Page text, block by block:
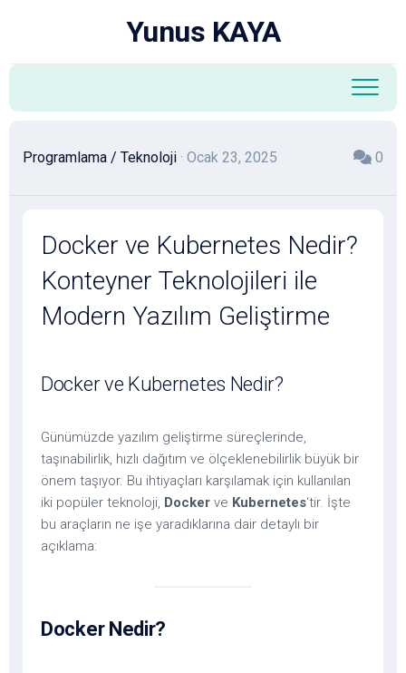
Yunus KAYA
Programlama / Teknoloji · Ocak 23, 2025 0
Docker ve Kubernetes Nedir?
Konteyner Teknolojileri ile
Modern Yazılım Geliştirme
Docker ve Kubernetes Nedir?
Günümüzde yazılım geliştirme süreçlerinde,
taşınabilirlik, hızlı dağıtım ve ölçeklenebilirlik büyük bir
önem taşıyor. Bu ihtiyaçları karşılamak için kullanılan
iki popüler teknoloji, Docker ve Kubernetes‘tir. İşte
bu araçların ne işe yaradıklarına dair detaylı bir
açıklama:
Docker Nedir?